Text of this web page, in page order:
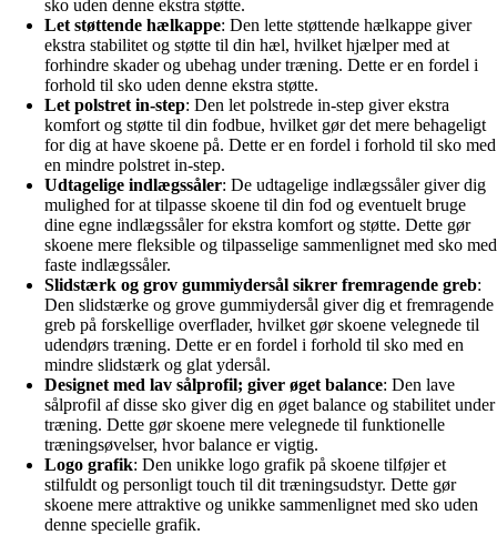
sko uden denne ekstra støtte.
Let støttende hælkappe: Den lette støttende hælkappe giver
ekstra stabilitet og støtte til din hæl, hvilket hjælper med at
forhindre skader og ubehag under træning. Dette er en fordel i
forhold til sko uden denne ekstra støtte.
Let polstret in-step: Den let polstrede in-step giver ekstra
komfort og støtte til din fodbue, hvilket gør det mere behageligt
for dig at have skoene på. Dette er en fordel i forhold til sko med
en mindre polstret in-step.
Udtagelige indlægssåler: De udtagelige indlægssåler giver dig
mulighed for at tilpasse skoene til din fod og eventuelt bruge
dine egne indlægssåler for ekstra komfort og støtte. Dette gør
skoene mere fleksible og tilpasselige sammenlignet med sko med
faste indlægssåler.
Slidstærk og grov gummiydersål sikrer fremragende greb:
Den slidstærke og grove gummiydersål giver dig et fremragende
greb på forskellige overflader, hvilket gør skoene velegnede til
udendørs træning. Dette er en fordel i forhold til sko med en
mindre slidstærk og glat ydersål.
Designet med lav sålprofil; giver øget balance: Den lave
sålprofil af disse sko giver dig en øget balance og stabilitet under
træning. Dette gør skoene mere velegnede til funktionelle
træningsøvelser, hvor balance er vigtig.
Logo grafik: Den unikke logo grafik på skoene tilføjer et
stilfuldt og personligt touch til dit træningsudstyr. Dette gør
skoene mere attraktive og unikke sammenlignet med sko uden
denne specielle grafik.